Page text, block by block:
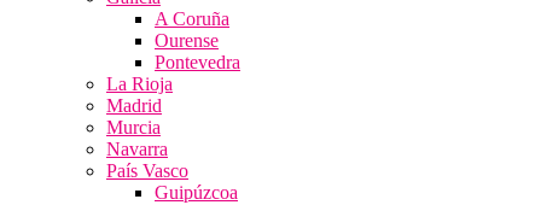
A Coruña
Ourense
Pontevedra
La Rioja
Madrid
Murcia
Navarra
País Vasco
Guipúzcoa